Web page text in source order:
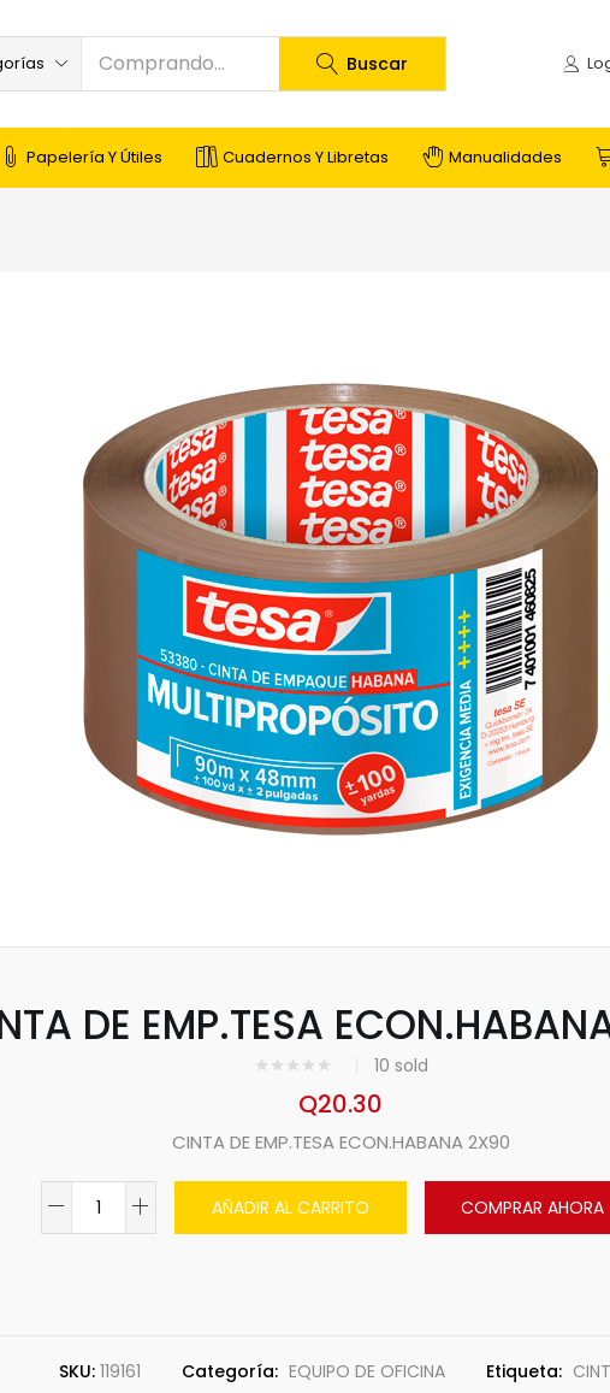
Buscar
Papelería Y Útiles Cuadernos Y Libretas Manualidades
DE EMP.TESA
10 sold
Q20.30
CINTA DE EMP.TESA ECON.HABANA 2X90
AÑADIR AL CARRITO COMPRAR AHORA
SKU: 119161 Categoría: EQUIPO DE OFICINA Etiqueta: